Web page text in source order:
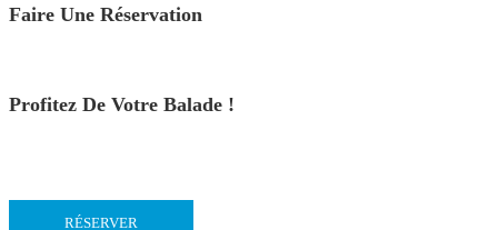
Faire Une Réservation
Profitez De Votre Balade !
RÉSERVER